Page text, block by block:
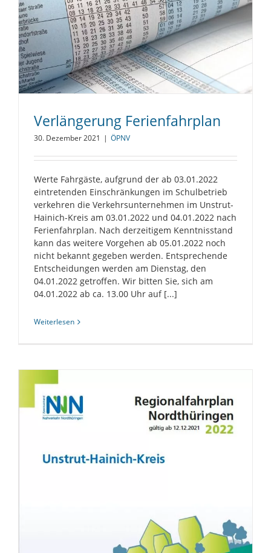
Verlängerung Ferienfahrplan
30. Dezember 2021 | ÖPNV
Werte Fahrgäste, aufgrund der ab 03.01.2022
eintretenden Einschränkungen im Schulbetrieb
verkehren die Verkehrsunternehmen im Unstrut-
Hainich-Kreis am 03.01.2022 und 04.01.2022 nach
Ferienfahrplan. Nach derzeitigem Kenntnisstand
kann das weitere Vorgehen ab 05.01.2022 noch
nicht bekannt gegeben werden. Entsprechende
Entscheidungen werden am Dienstag, den
04.01.2022 getroffen. Wir bitten Sie, sich am
04.01.2022 ab ca. 13.00 Uhr auf [...]
Weiterlesen